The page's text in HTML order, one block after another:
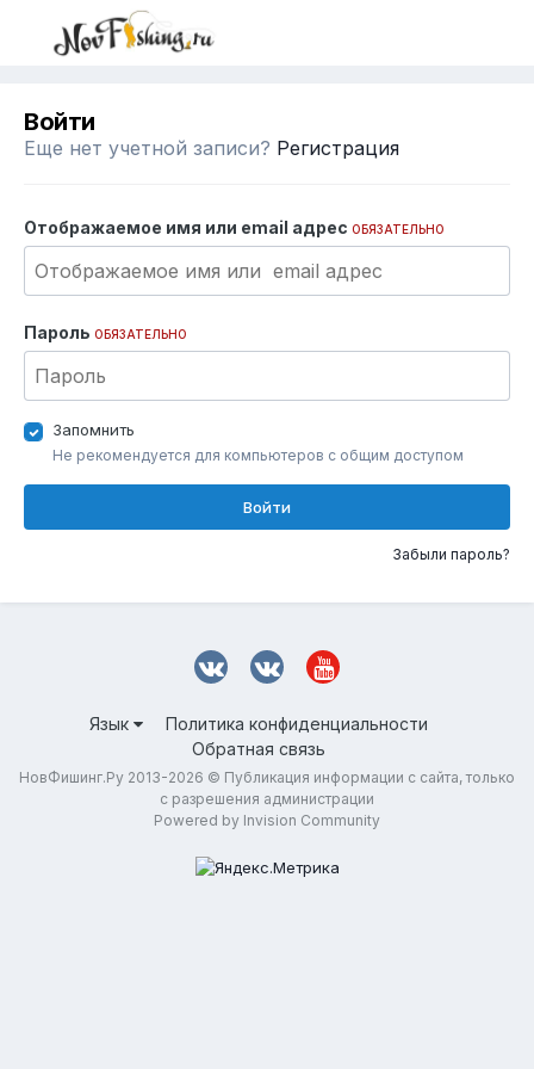
Войти
Еще нет учетной записи? Регистрация
Отображаемое имя или email адрес ОБЯЗАТЕЛЬНО
Пароль ОБЯЗАТЕЛЬНО
Запомнить
Не рекомендуется для компьютеров с общим доступом
Войти
Забыли пароль?
Язык
Политика конфиденциальности
Обратная связь
НовФишинг.Ру 2013-2026 © Публикация информации с сайта, только
с разрешения администрации
Powered by Invision Community